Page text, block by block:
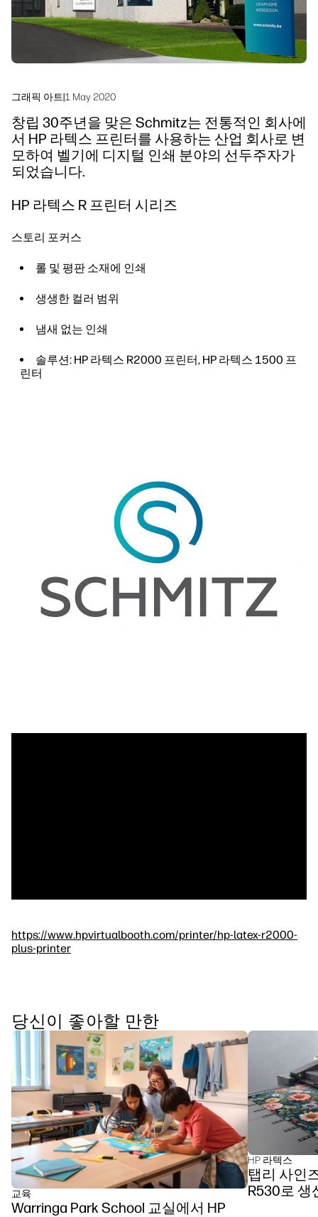
그래픽 아트|1 May 2020
창립 30주년을 맞은 Schmitz는 전통적인 회사에
서 HP 라텍스 프린터를 사용하는 산업 회사로 변
모하여 벨기에 디지털 인쇄 분야의 선두주자가
되었습니다.
HP 라텍스 R 프린터 시리즈
스토리 포커스
롤 및 평판 소재에 인쇄
생생한 컬러 범위
냄새 없는 인쇄
솔루션: HP 라텍스 R2000 프린터, HP 라텍스 1500 프
린터
https://www.hpvirtualbooth.com/printer/hp-latex-r2000-
plus-printer
당신이 좋아할 만한
교육
Warringa Park School 교실에서 HP
HP 라텍스
탭리 사인
R530로 생